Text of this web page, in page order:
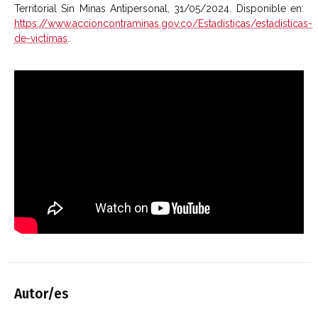
Territorial Sin Minas Antipersonal, 31/05/2024. Disponible en:
https://www.accioncontraminas.gov.co/Estadisticas/estadisticas-
de-victimas
Autor/es